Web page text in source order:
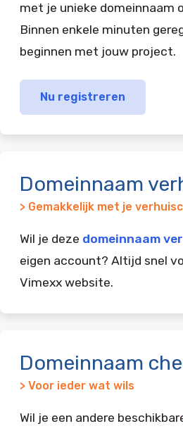
met je unieke domeinnaam
Binnen enkele minuten
beginnen met jouw project.
Nu registreren
Domeinnaam
> Gemakkelijk met je
Wil je deze domeinnaam
eigen account? Altijd snel
Vimexx website.
Domeinnaam
> Voor ieder wat wils
Wil je een andere